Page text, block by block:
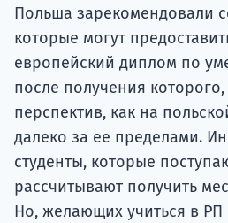
Польша зарекомендовали
которые могут
европейский диплом по
после получения
перспектив, как на
далеко за ее пределами.
студенты, которые
рассчитывают получить
Но, желающих учиться в